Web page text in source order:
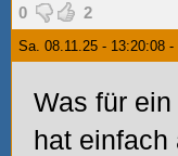
0 2
Sa. 08.11.25 - 13:20:08 -
Was für
hat einfach